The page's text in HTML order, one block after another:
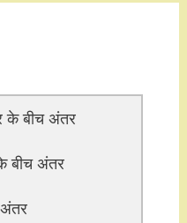
के बीच अंतर
बीच अंतर